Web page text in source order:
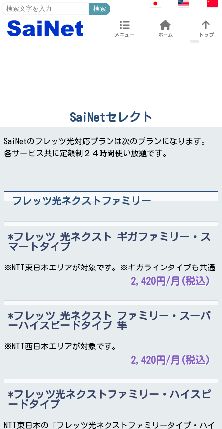
検索
メニュー ホーム トップ
SaiNetセレクト
SaiNetのフレッツ光対応プランは次のプランになります。
各サービス共に定額制２４時間使い放題です。
フレッツ光ネクストファミリー
フレッツ 光ネクスト ギガファミリー・ス
マートタイプ
※NTT東日本エリアが対象です。※ギガラインタイプも共通
2,420円/月(税込)
フレッツ 光ネクスト ファミリー・スーパ
ーハイスピードタイプ 隼
※NTT西日本エリアが対象です。
2,420円/月(税込)
フレッツ光ネクストファミリー・ハイスピ
ードタイプ
NTT東日本の「フレッツ光ネクストファミリータイプ・ハイ